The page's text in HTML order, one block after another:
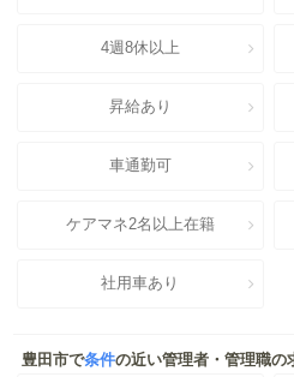
4週8休以上
昇給あり
車通勤可
ケアマネ2名以上在籍
社用車あり
豊田市で条件の近い管理者・管理職の